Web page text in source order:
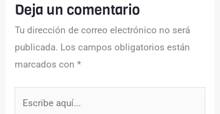
Deja un comentario
Tu dirección de correo electrónico no será
publicada. Los campos obligatorios están
marcados con*